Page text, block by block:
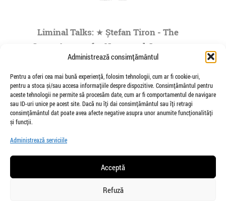
Administrează consimțământul
Pentru a oferi cea mai bună experiență, folosim tehnologii, cum ar fi cookie-uri,
pentru a stoca și/sau accesa informațiile despre dispozitive. Consimțământul pentru
aceste tehnologii ne permite să procesăm date, cum ar fi comportamentul de navigare
sau ID-uri unice pe acest site. Dacă nu îți dai consimțământul sau îți retragi
consimțământul dat poate avea afecte negative asupra unor anumite funcționalități
și funcții.
Administrează serviciile
Acceptă
Refuză
Liminal Talks: ★ Ștefan Tiron - The
Space Agency for Nocturnal Journeys
to the Origins of the Universe- by
Modulab @POINT
de Veioza Arte
Stefan Tiron is an artist living and working
between Bucharest and Berlin. He is the founder